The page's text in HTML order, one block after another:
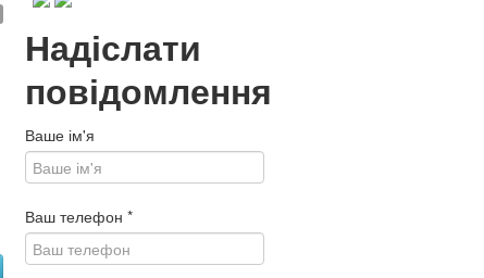
Надіслати
повідомлення
Ваше ім'я
Ваш телефон *